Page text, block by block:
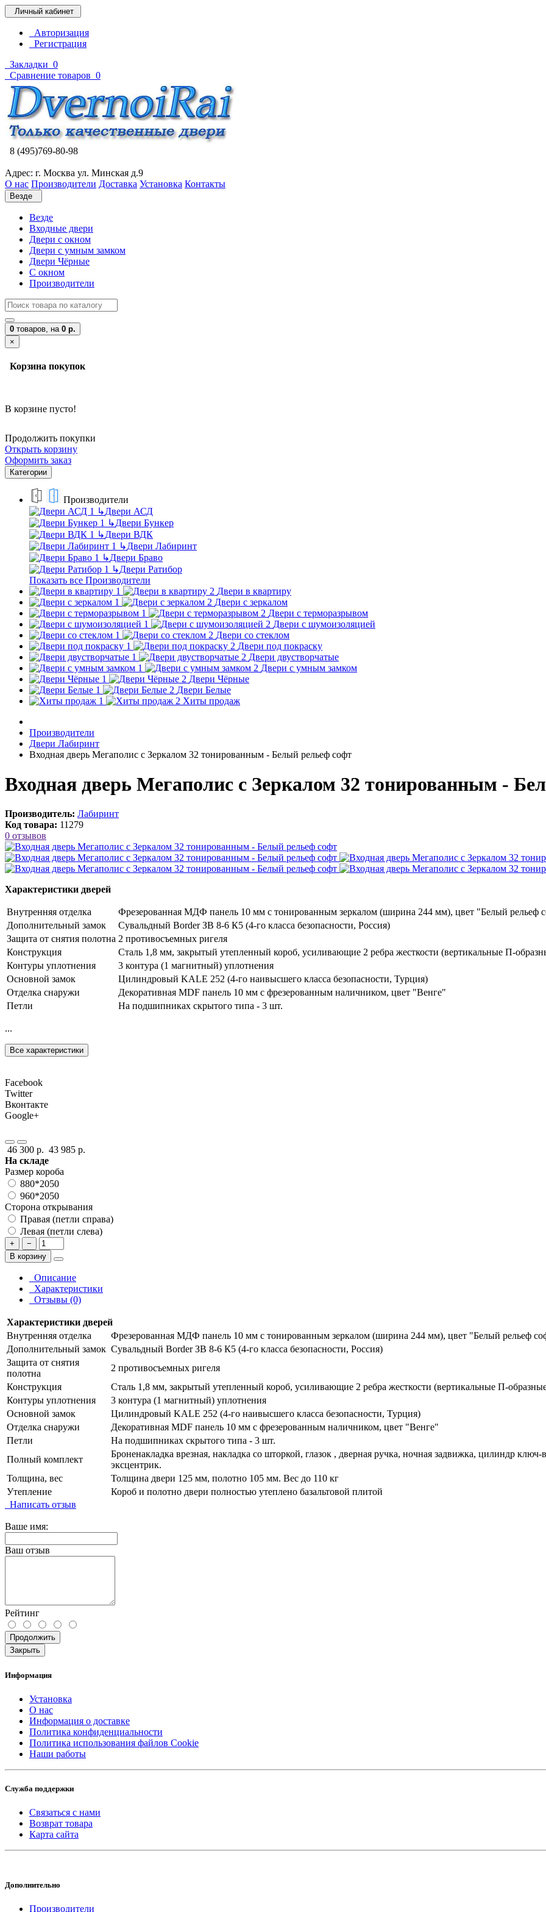
Личный кабинет
Авторизация
Регистрация
Закладки 0
Сравнение товаров 0
8 (495)769-80-98
Адрес: г. Москва ул. Минская д.9
О нас Производители Доставка Установка Контакты
Везде
Везде
Входные двери
Двери с окном
Двери с умным замком
Двери Чёрные
C окном
Производители
0 товаров, на 0 р.
×
Корзина покупок
В корзине пусто!
Продолжить покупки
Открыть корзину
Оформить заказ
Категории
Производители
↳Двери АСД
↳Двери Бункер
↳Двери ВДК
↳Двери Лабиринт
↳Двери Браво
↳Двери Ратибор
Показать все Производители
Двери в квартиру
Двери с зеркалом
Двери с терморазрывом
Двери с шумоизоляцией
Двери со стеклом
Двери под покраску
Двери двустворчатые
Двери с умным замком
Двери Чёрные
Двери Белые
Хиты продаж
Производители
Двери Лабиринт
Входная дверь Мегаполис с Зеркалом 32 тонированным - Белый рельеф софт
Входная дверь Мегаполис с Зеркалом 32 тонированным -
Производитель: Лабиринт
Код товара: 11279
0 отзывов
Характеристики дверей
Внутренняя отделка
Фрезерованная МДФ панель 10 мм с тонированным зеркалом (ширина 244 мм), цвет "Белый рельеф
Дополнительный замок
Сувальдный Border ЗВ 8-6 К5 (4-го класса безопасности, Россия)
Защита от снятия полотна 2 противосъемных ригеля
Конструкция
Сталь 1,8 мм, закрытый утепленный короб, усиливающие 2 ребра жесткости (вертикальные П-
Контуры уплотнения
3 контура (1 магнитный) уплотнения
Основной замок
Цилиндровый KALE 252 (4-го наивысшего класса безопасности, Турция)
Отделка снаружи
Декоративная MDF панель 10 мм с фрезерованным наличником, цвет "Венге"
Петли
На подшипниках скрытого типа - 3 шт.
...
Все характеристики
Facebook
Twitter
Вконтакте
Google+
46 300 р. 43 985 р.
На складе
Размер короба
880*2050
960*2050
Сторона открывания
Правая (петли справа)
Левая (петли слева)
+
−
В корзину
Описание
Характеристики
Отзывы (0)
Характеристики дверей
Внутренняя отделка
Фрезерованная МДФ панель 10 мм с тонированным зеркалом (ширина 244 мм), цвет "Белый рельеф
Дополнительный замок Сувальдный Border ЗВ 8-6 К5 (4-го класса безопасности, Россия)
Защита от снятия
полотна
2 противосъемных ригеля
Конструкция
Сталь 1,8 мм, закрытый утепленный короб, усиливающие 2 ребра жесткости (вертикальные П-
Контуры уплотнения
3 контура (1 магнитный) уплотнения
Основной замок
Цилиндровый KALE 252 (4-го наивысшего класса безопасности, Турция)
Отделка снаружи
Декоративная MDF панель 10 мм с фрезерованным наличником, цвет "Венге"
Петли
На подшипниках скрытого типа - 3 шт.
Полный комплект
Броненакладка врезная, накладка со шторкой, глазок , дверная ручка, ночная задвижка, цилиндр
эксцентрик.
Толщина, вес
Толщина двери 125 мм, полотно 105 мм. Вес до 110 кг
Утепление
Короб и полотно двери полностью утеплено базальтовой плитой
Написать отзыв
Ваше имя:
Ваш отзыв
Рейтинг
Продолжить
Закрыть
Информация
Установка
О нас
Информация о доставке
Политика конфиденциальности
Политика использования файлов Cookie
Наши работы
Служба поддержки
Связаться с нами
Возврат товара
Карта сайта
Дополнительно
Производители